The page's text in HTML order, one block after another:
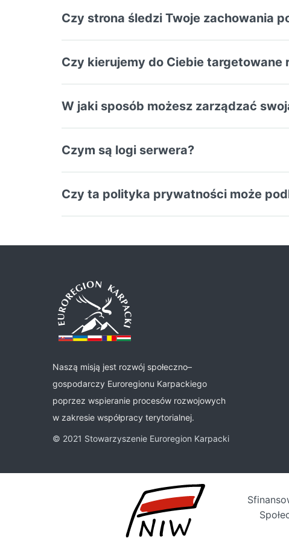
Czy strona śledzi Twoje zachowania
Czy kierujemy do Ciebie targetowane
W jaki sposób możesz zarządzać
Czym są logi serwera?
Czy ta polityka prywatności może
Naszą misją jest rozwój społeczno–
gospodarczy Euroregionu Karpackiego
poprzez wspieranie procesów rozwojowych
w zakresie współpracy terytorialnej.
© 2021 Stowarzyszenie Euroregion Karpacki